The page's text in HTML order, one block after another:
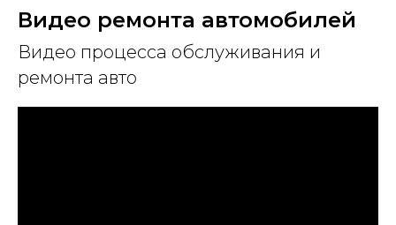
Видео ремонта автомобилей
Видео процесса обслуживания и
ремонта авто